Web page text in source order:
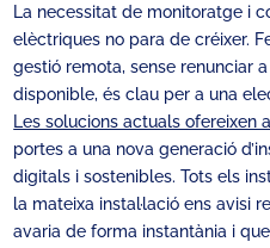
La necessitat de monitoratge i
elèctriques no para de créixer.
gestió remota, sense renunciar
disponible, és clau per a una
Les solucions actuals ofereixen
portes a una nova generació
digitals i sostenibles. Tots els
la mateixa instal·lació ens avisi
avaria de forma instantània i